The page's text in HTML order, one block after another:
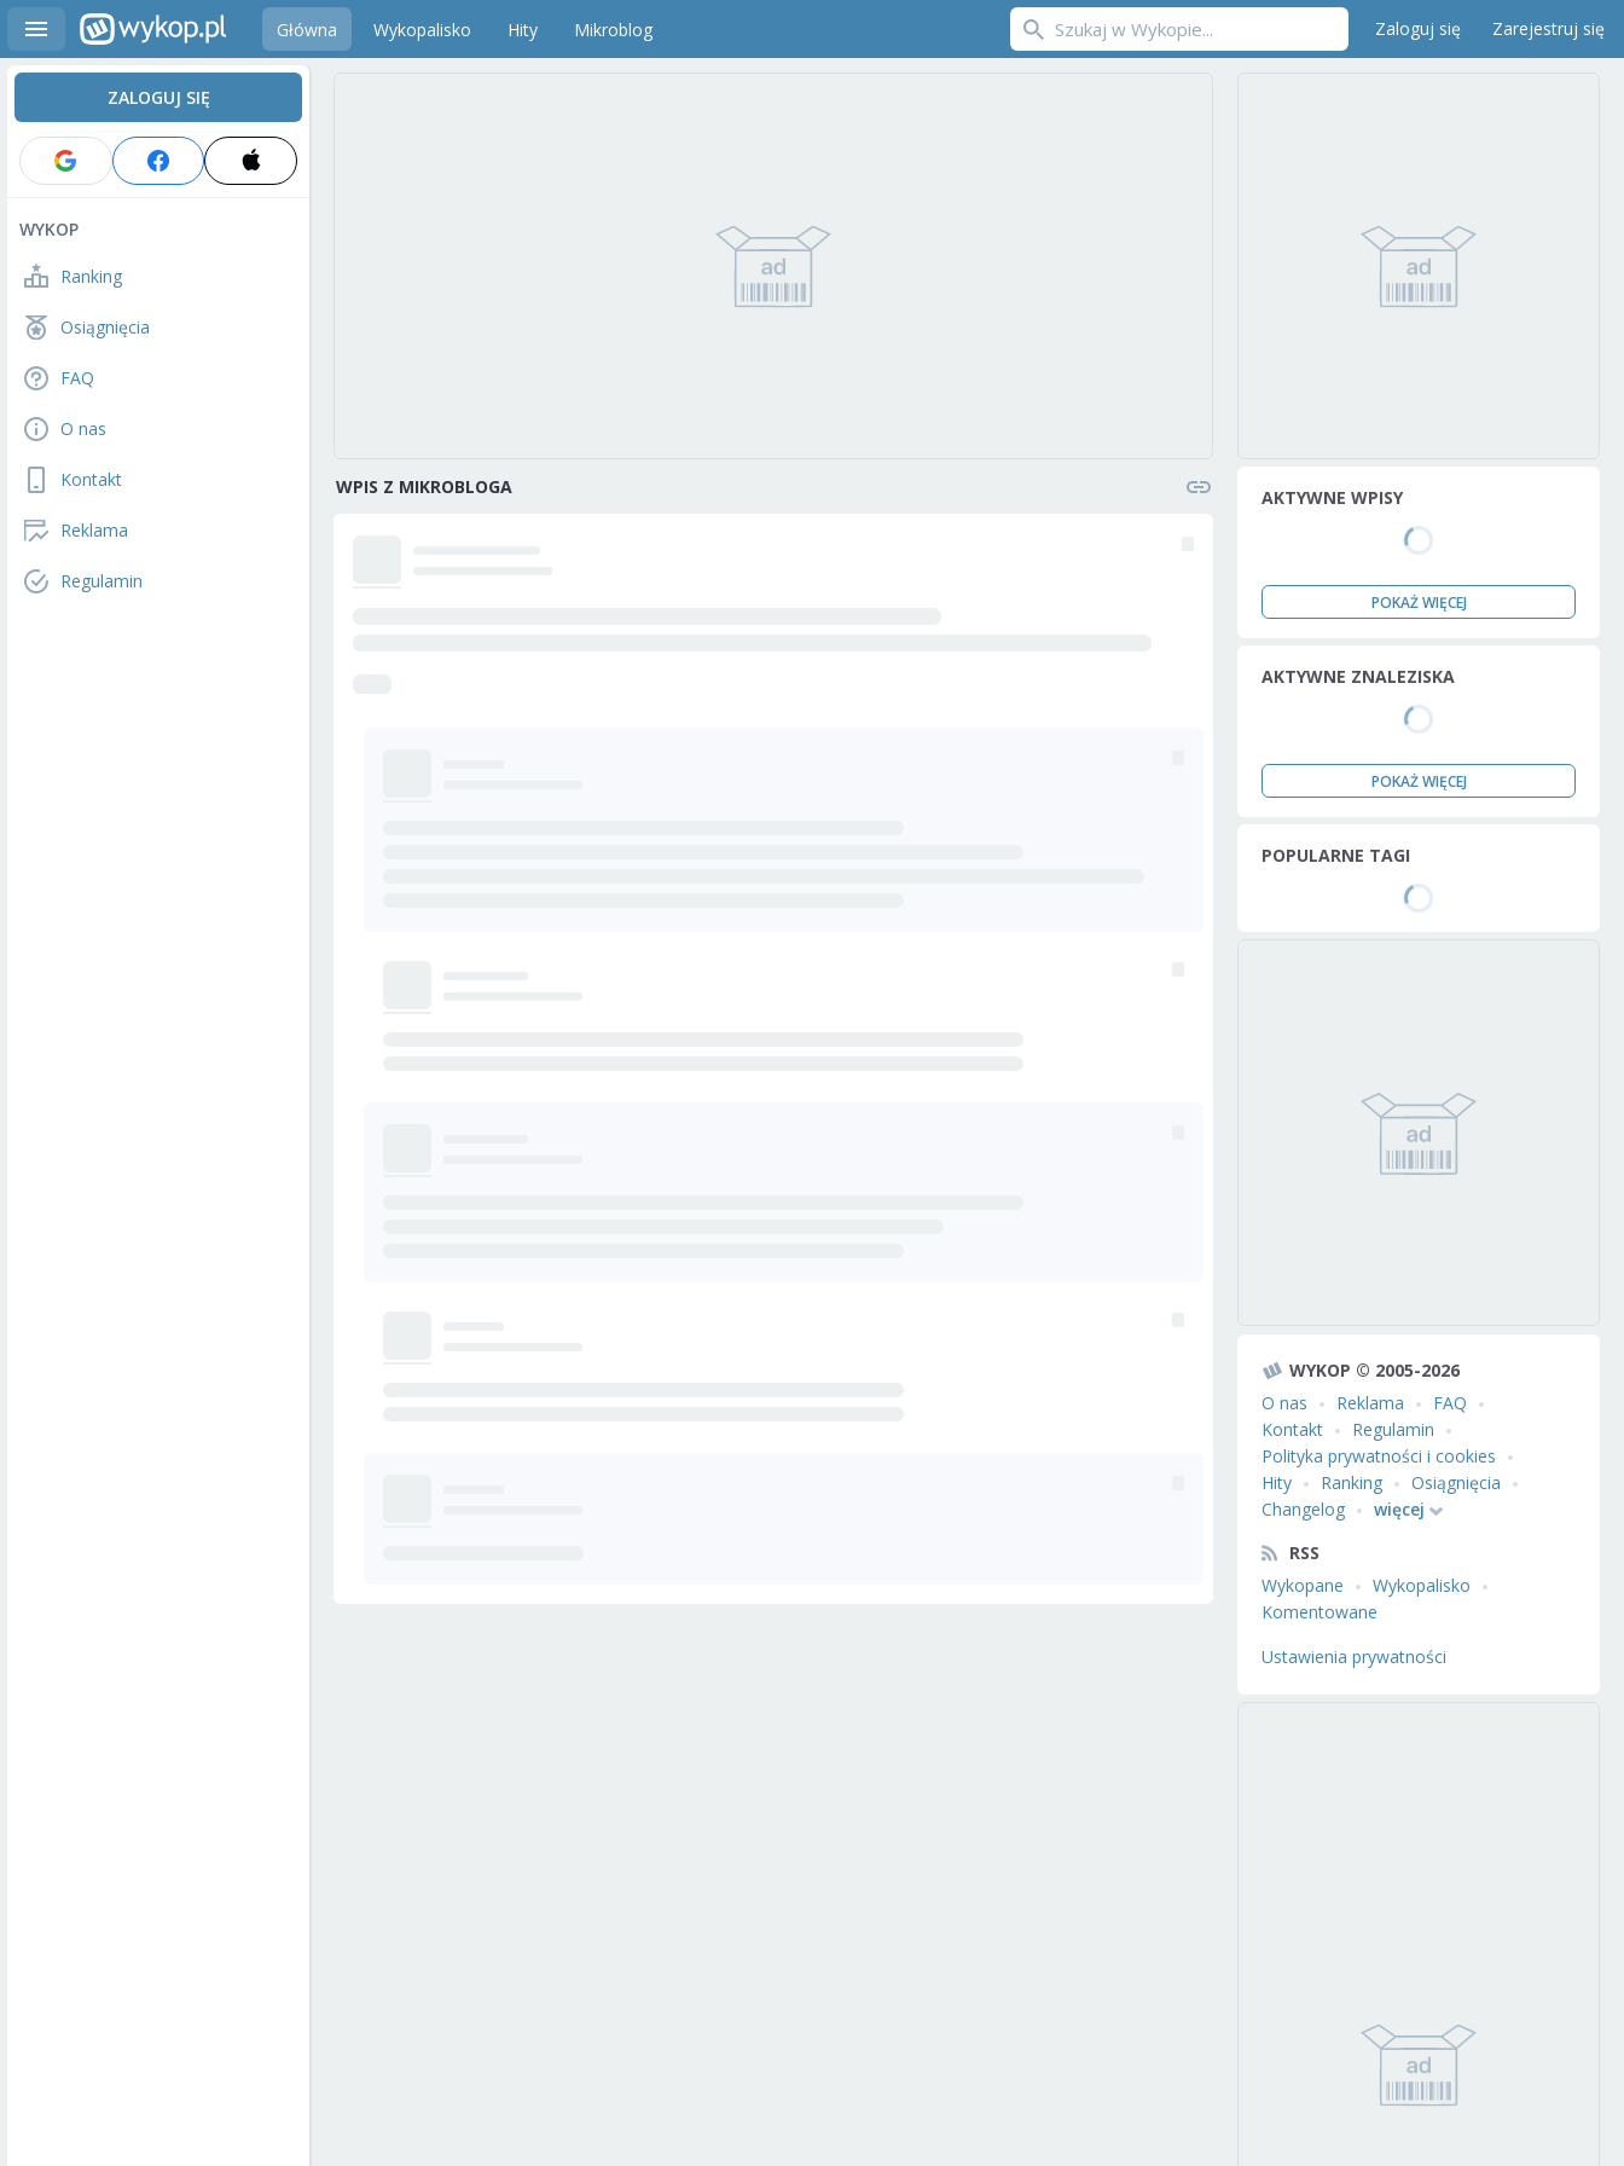
Główna Wykopalisko Hity Mikroblog Zaloguj się Zarejestruj się
ZALOGUJ SIĘ
WYKOP
Ranking
Osiągnięcia
FAQ
O nas
Kontakt
Reklama
Regulamin
WPIS Z MIKROBLOGA AKTYWNE WPISY
POKAŻ WIĘCEJ
AKTYWNE ZNALEZISKA
POKAŻ WIĘCEJ
POPULARNE TAGI
WYKOP © 2005-2026
O nas
Reklama
FAQ
Kontakt
Regulamin
Polityka prywatności i cookies
Hity
Ranking
Osiągnięcia
Changelog
więcej
RSS
Wykopane
Wykopalisko
Komentowane
Ustawienia prywatności